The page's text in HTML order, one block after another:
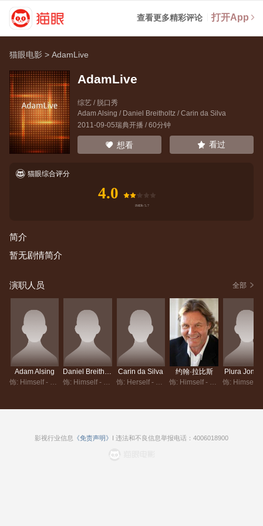
查看更多精彩评论 打开App
猫眼电影 >AdamLive
AdamLive
综艺 / 脱口秀
Adam Alsing / Daniel Breitholtz/Carin da Silva
2011-09-05瑞典开播 / 60分钟
想看 看过
猫眼综合评分
4.0
简介
暂无剧情简介
演职人员 全部
Adam Alsing
Carin da Silva
约翰·拉比斯
Plura
影视行业信息 《免责声明》 I 违法和不良信息举报电话：4006018900